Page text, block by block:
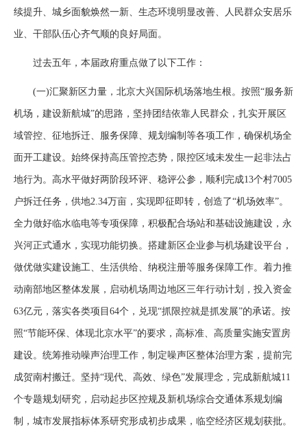
续提升、城乡面貌焕然一新、生态环境明显改善、人民群众安居乐
业、干部队伍心齐气顺的良好局面。
过去五年，本届政府重点做了以下工作：
(一)汇聚新区力量，北京大兴国际机场落地生根。按照“服务新
机场，建设新航城”的思路，坚持团结依靠人民群众，扎实开展区
域管控、征地拆迁、服务保障、规划编制等各项工作，确保机场全
面开工建设。始终保持高压管控态势，限控区域未发生一起非法占
地行为。高水平做好两阶段环评、稳评公参，顺利完成13个村7005
户拆迁任务，供地2.34万亩，实现即征即转，创造了“机场效率”。
全力做好临水临电等专项保障，积极配合场站和基础设施建设，永
兴河正式通水，实现功能切换。搭建新区企业参与机场建设平台，
做优做实建设施工、生活供给、纳税注册等服务保障工作。着力推
动南部地区整体发展，启动机场周边地区三年行动计划，投入资金
63亿元，落实各类项目64个，兑现“抓限控就是抓发展”的承诺。按
照“节能环保、体现北京水平”的要求，高标准、高质量实施安置房
建设。统筹推动噪声治理工作，制定噪声区整体治理方案，提前完
成贺南村搬迁。坚持“现代、高效、绿色”发展理念，完成新航城11
个专题规划研究，启动起步区控规及新机场综合交通体系规划编
制，城市发展指标体系研究形成初步成果，临空经济区规划获批。